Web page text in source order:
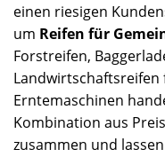
einen riesigen
um Reifen für
Forstreifen,
Erntemaschinen
Kombination aus
zusammen und